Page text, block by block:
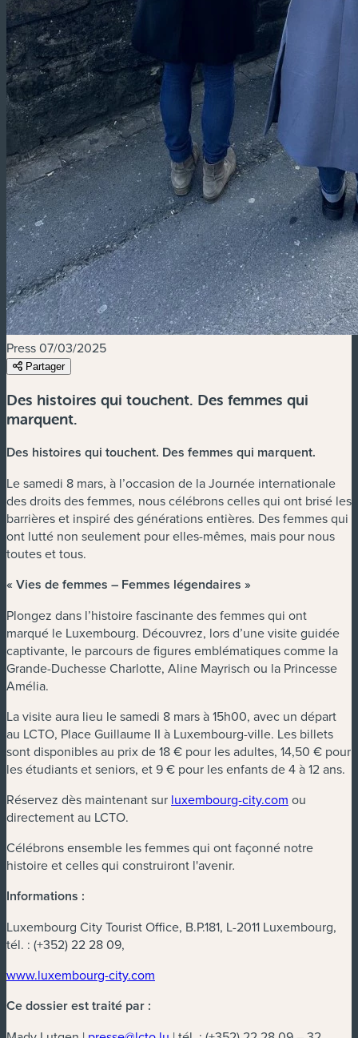
Press07/03/2025
Partager
Des histoires qui touchent. Des femmes qui
marquent.
Des histoires qui touchent. Des femmes qui marquent.
Le samedi 8 mars, à l’occasion de la Journée internationale
des droits des femmes, nous célébrons celles qui ont brisé les
barrières et inspiré des générations entières. Des femmes qui
ont lutté non seulement pour elles-mêmes, mais pour nous
toutes et tous.
« Vies de femmes – Femmes légendaires »
Plongez dans l’histoire fascinante des femmes qui ont
marqué le Luxembourg. Découvrez, lors d’une visite guidée
captivante, le parcours de figures emblématiques comme la
Grande-Duchesse Charlotte, Aline Mayrisch ou la Princesse
Amélia.
La visite aura lieu le samedi 8 mars à 15h00, avec un départ
au LCTO, Place Guillaume II à Luxembourg-ville. Les billets
sont disponibles au prix de 18 € pour les adultes, 14,50 € pour
les étudiants et seniors, et 9 € pour les enfants de 4 à 12 ans.
Réservez dès maintenant sur luxembourg-city.com ou
directement au LCTO.
Célébrons ensemble les femmes qui ont façonné notre
histoire et celles qui construiront l'avenir.
Informations :
Luxembourg City Tourist Office, B.P.181, L-2011 Luxembourg,
tél. : (+352) 22 28 09,
www.luxembourg-city.com
Ce dossier est traité par :